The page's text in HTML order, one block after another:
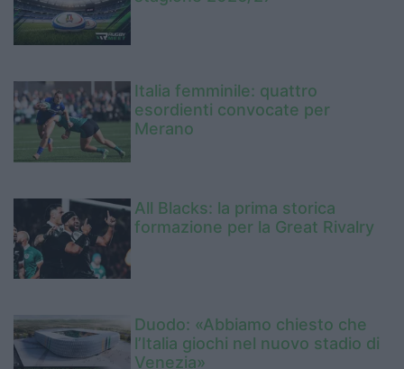
Italia femminile: quattro
esordienti convocate per
Merano
All Blacks: la prima storica
formazione per la Great Rivalry
Duodo: «Abbiamo chiesto che
l’Italia giochi nel nuovo stadio di
Venezia»